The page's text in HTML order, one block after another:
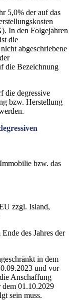
5,0% der auf das
In den Folgejahren
die
abgeschriebene
die Bezeichnung
die degressive
bzw. Herstellung
bzw. das
zzgl. Island,
des Jahres der
in dem
und vor
Anschaffung
dem 01.10.2029
sein muss.